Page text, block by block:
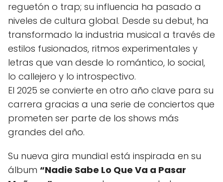
reguetón o trap; su influencia ha pasado a
niveles de cultura global. Desde su debut, ha
transformado la industria musical a través de
estilos fusionados, ritmos experimentales y
letras que van desde lo romántico, lo social,
lo callejero y lo introspectivo.
El 2025 se convierte en otro año clave para su
carrera gracias a una serie de conciertos que
prometen ser parte de los shows más
grandes del año.
Su nueva gira mundial está inspirada en su
álbum “Nadie Sabe Lo Que Va a Pasar